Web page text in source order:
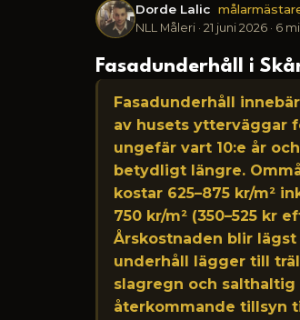
Dorde Lalic
NLL Måleri · 21 juni 2026 · 6
Fasadunderhåll i
Fasadunderhåll
av husets ytterväggar
ungefär vart 10:e år
betydligt längre.
kostar 625–875 kr/m²
750 kr/m² (350–525 kr
Årskostnaden blir
underhåll lägger till
slagregn och
återkommande tillsyn